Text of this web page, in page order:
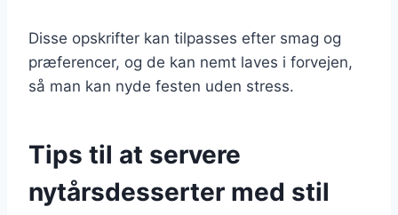
Disse opskrifter kan tilpasses efter smag og
præferencer, og de kan nemt laves i forvejen,
så man kan nyde festen uden stress.
Tips til at servere
nytårsdesserter med stil